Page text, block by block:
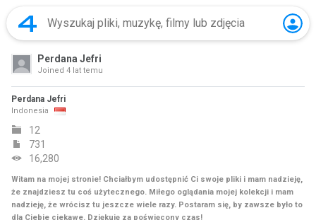
Perdana Jefri
Joined 4 lat temu
Perdana Jefri
Indonesia
12
731
16,280
Witam na mojej stronie! Chciałbym udostępnić Ci swoje pliki i mam nadzieję,
że znajdziesz tu coś użytecznego. Miłego oglądania mojej kolekcji i mam
nadzieję, że wrócisz tu jeszcze wiele razy. Postaram się, by zawsze było to
dla Ciebie ciekawe. Dziękuję za poświęcony czas!